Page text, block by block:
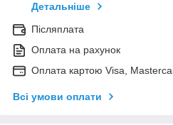
Детальніше
Післяплата
Оплата на рахунок
Оплата картою Visa,
Всі умови оплати